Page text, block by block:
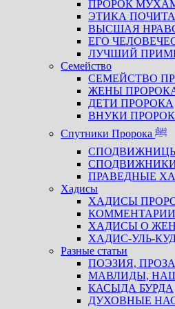
ПРОРОК
ЭТИКА
ВЫСШАЯ
ЕГО
ЛУЧШИЙ
Семейство
СЕМЕЙСТВО
ЖЕНЫ
ДЕТИ ПРОРОКА
ВНУКИ
Спутники Пророка ﷺ
ПРАВЕДНЫЕ
Хадисы
ХАДИСЫ
ХАДИСЫ О
ХАДИС-УЛЬ-
Разные статьи
ПОЭЗИЯ, ПРОЗА
МАВЛИДЫ,
КАСЫДА БУРДА
ДУХОВНЫЕ